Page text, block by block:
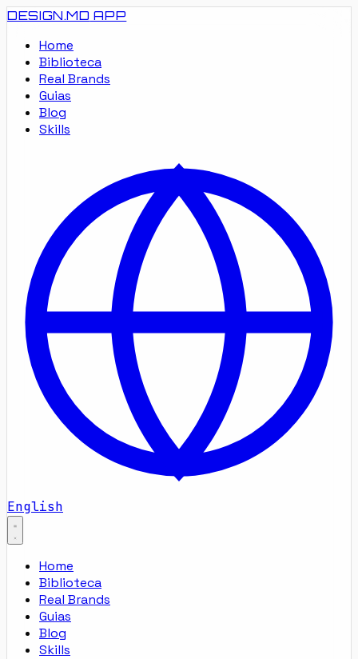
DESIGN.MD APP
Home
Biblioteca
Real Brands
Guias
Blog
Skills
English
Home
Biblioteca
Real Brands
Guias
Blog
Skills